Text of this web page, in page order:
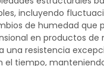
incluyendo
de humedad que
en productos de
una resistencia
el tiempo,